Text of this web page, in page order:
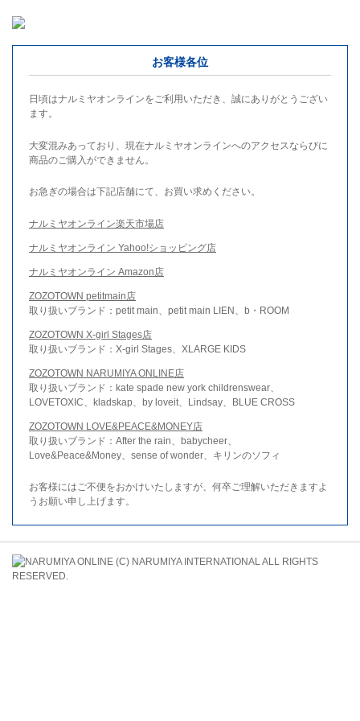
お客様各位
日頃はナルミヤオンラインをご利用いただき、誠にありがとうござい
ます。
大変混みあっており、現在ナルミヤオンラインへのアクセスならびに
商品のご購入ができません。
お急ぎの場合は下記店舗にて、お買い求めください。
ナルミヤオンライン楽天市場店
ナルミヤオンライン Yahoo!ショッピング店
ナルミヤオンライン Amazon店
ZOZOTOWN petitmain店
取り扱いブランド：petit main、petit main LIEN、b・ROOM
ZOZOTOWN X-girl Stages店
取り扱いブランド：X-girl Stages、XLARGE KIDS
ZOZOTOWN NARUMIYA ONLINE店
取り扱いブランド：kate spade new york childrenswear、
LOVETOXIC、kladskap、by loveit、Lindsay、BLUE CROSS
ZOZOTOWN LOVE&PEACE&MONEY店
取り扱いブランド：After the rain、babycheer、
Love&Peace&Money、sense of wonder、キリンのソフィ
お客様にはご不便をおかけいたしますが、何卒ご理解いただきますよ
うお願い申し上げます。